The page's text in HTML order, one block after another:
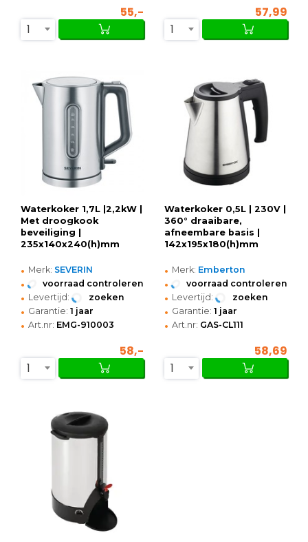
55,-
1
57,99
1
Waterkoker 1,7L |2,2kW |
Met droogkook
beveiliging |
235x140x240(h)mm
• Merk: SEVERIN
• voorraad controleren
• Levertijd: zoeken
• Garantie: 1 jaar
• Art.nr: EMG-910003
58,-
1
Waterkoker 0,5L | 230V |
360° draaibare,
afneembare basis |
142x195x180(h)mm
• Merk: Emberton
• voorraad controleren
• Levertijd: zoeken
• Garantie: 1 jaar
• Art.nr: GAS-CL111
58,69
1